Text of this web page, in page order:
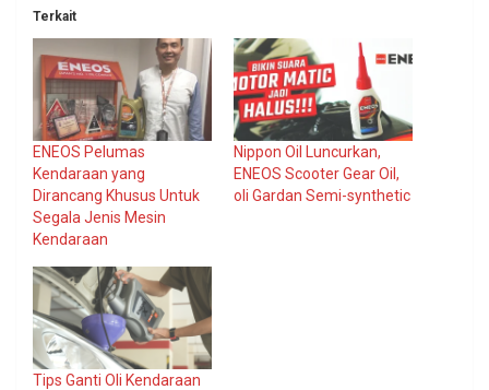
Terkait
ENEOS Pelumas
Kendaraan yang
Dirancang Khusus Untuk
Segala Jenis Mesin
Kendaraan
Nippon Oil Luncurkan,
ENEOS Scooter Gear Oil,
oli Gardan Semi-synthetic
Tips Ganti Oli Kendaraan